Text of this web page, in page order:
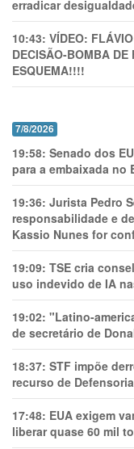
erradicar
10:43: VÍDEO:
DECISÃO-BOMBA
ESQUEMA!!!!
7/8/2026
19:58: Senado dos
para a embaixada no
19:36: Jurista Pedro
responsabilidade e
Kassio Nunes for
19:09: TSE cria
uso indevido de IA
19:02: "Latino-
de secretário de
18:37: STF impõe
recurso de
17:48: EUA exigem
liberar quase 60 mil